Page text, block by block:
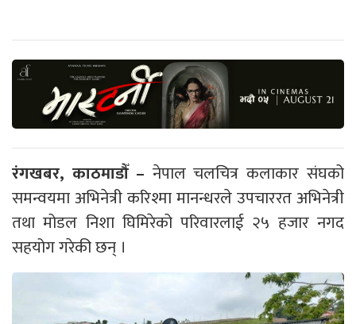
रंगखबर, काठमाडौँ – नेपाल चलचित्र कलाकार संघको
समन्वयमा अभिनेत्री करिश्मा मानन्धरले उपचाररत अभिनेत्री
तथा मोडल निशा घिमिरेको परिवारलाई २५ हजार नगद
सहयोग गरेकी छन् ।